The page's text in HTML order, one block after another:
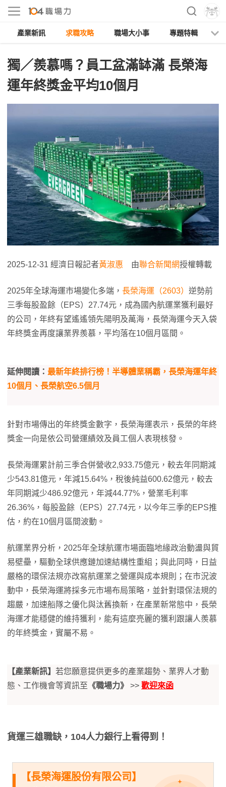
產業新訊 求職攻略 職場大小事 專題特輯
獨／羨慕嗎？員工盆滿缽滿 長榮海
運年終獎金平均10個月
2025-12-31 經濟日報記者黃淑惠 由聯合新聞網授權轉載
2025年全球海運市場變化多端， 長榮海運（2603） 逆勢前
三季每股盈餘（EPS）27.74元，成為國內航運業獲利最好
的公司，年終有望遙遙領先陽明及萬海，長榮海運今天入袋
年終獎金再度讓業界羨慕，平均落在10個月區間。
延伸閱讀： 最新年終排行榜！半導體業稱霸，長榮海運年終
10個月、長榮航空6.5個月
針對市場傳出的年終獎金數字，長榮海運表示，長榮的年終
獎金一向是依公司營運績效及員工個人表現核發。
長榮海運累計前三季合併營收2,933.75億元，較去年同期減
少543.81億元，年減15.64%，稅後純益600.62億元，較去
年同期減少486.92億元，年減44.77%，營業毛利率
26.36%，每股盈餘（EPS）27.74元，以今年三季的EPS推
估，約在10個月區間波動。
航運業界分析，2025年全球航運市場面臨地緣政治動盪與貿
易壁壘，驅動全球供應鏈加速結構性重組；與此同時，日益
嚴格的環保法規亦改寫航運業之營運與成本規則；在市況波
動中，長榮海運將採多元市場布局策略，並針對環保法規的
趨嚴，加速船隊之優化與汰舊換新，在產業新常態中，長榮
海運才能穩健的維持獲利，能有這麼亮麗的獲利跟讓人羨慕
的年終獎金，實屬不易。
【產業新訊】 若您願意提供更多的產業趨勢、業界人才動
態、工作機會等資訊至 《職場力》 >> 歡迎來函
貨運三雄職缺，104人力銀行上看得到！
【長榮海運股份有限公司】